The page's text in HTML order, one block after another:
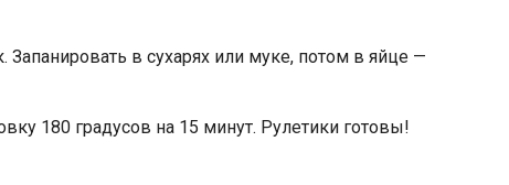
в сухарях или муке, потом в яйце —
180 градусов на 15 минут. Рулетики готовы!